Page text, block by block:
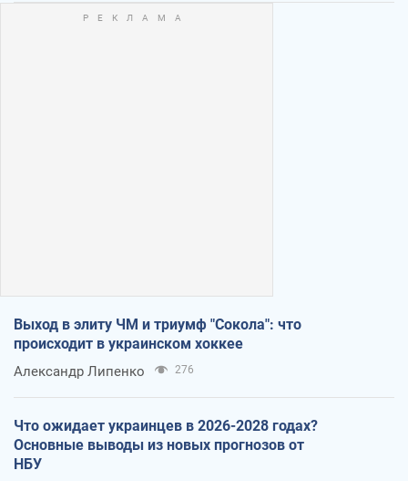
Выход в элиту ЧМ и триумф "Сокола": что
происходит в украинском хоккее
Александр Липенко 276
Что ожидает украинцев в 2026-2028 годах?
Основные выводы из новых прогнозов от
НБУ